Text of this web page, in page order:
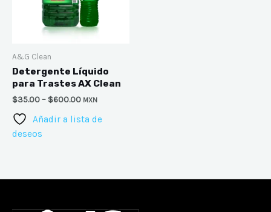
A&G Clean
Detergente Líquido
para Trastes AX Clean
$35.00– $600.00 MXN
Añadir a lista de
deseos